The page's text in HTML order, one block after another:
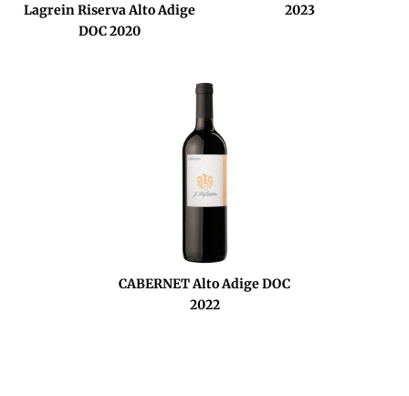
Lagrein Riserva Alto Adige
DOC 2020
2023
CABERNET Alto Adige DOC
2022